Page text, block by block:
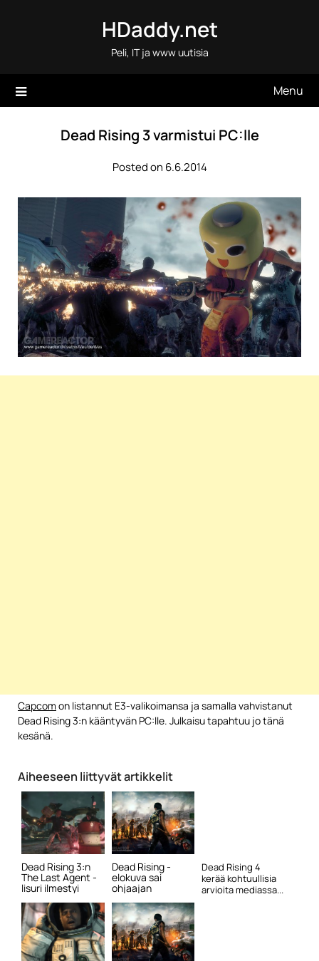
HDaddy.net
Peli, IT ja www uutisia
Menu
Dead Rising 3 varmistui PC:lle
Posted on 6.6.2014
Capcom on listannut E3-valikoimansa ja samalla vahvistanut
Dead Rising 3:n kääntyvän PC:lle. Julkaisu tapahtuu jo tänä
kesänä.
Aiheeseen liittyvät artikkelit
Dead Rising 3:n
The Last Agent -
lisuri ilmestyi
Dead Rising -
elokuva sai
ohjaajan
Dead Rising 4
kerää kohtuullisia
arvioita mediassa...